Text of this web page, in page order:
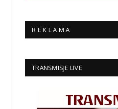
R E K L A M A
TRANSMISJE LIVE